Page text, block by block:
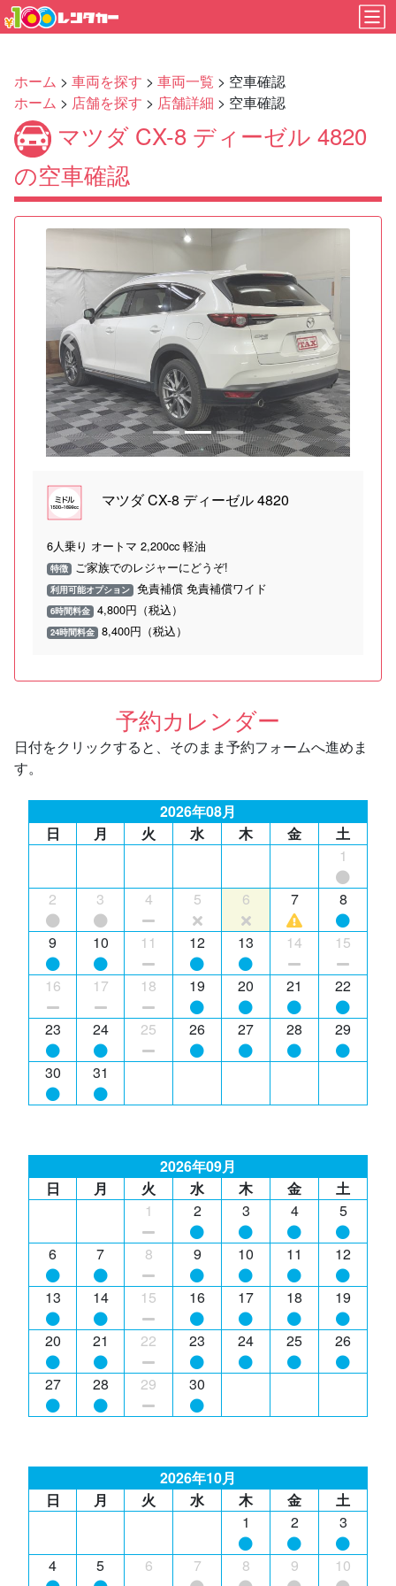
ホーム > 車両を探す > 車両一覧 > 空車確認
ホーム > 店舗を探す > 店舗詳細 > 空車確認
マツダ CX-8 ディーゼル 4820
の空車確認
Previous Next
マツダ CX-8 ディーゼル 4820
6人乗り オートマ 2,200cc 軽油
特徴 ご家族でのレジャーにどうぞ!
利用可能オプション 免責補償 免責補償ワイド
6時間料金 4,800円（税込）
24時間料金 8,400円（税込）
予約カレンダー
日付をクリックすると、そのまま予約フォームへ進めま
す。
2026年08月
日
月 火 水 木 金
土
1
2 3 4 5 6 7 8
9 10 11 12 13 14 15
16 17 18 19 20 21 22
23 24 25 26 27 28 29
30 31
2026年09月
日
月 火 水 木 金
土
1
2 3 4 5
6 7 8 9 10 11 12
13 14 15 16 17 18 19
20 21 22 23 24 25 26
27 28 29 30
2026年10月
日
月 火 水 木 金
土
1
2 3
4 5 6 7 8 9 10